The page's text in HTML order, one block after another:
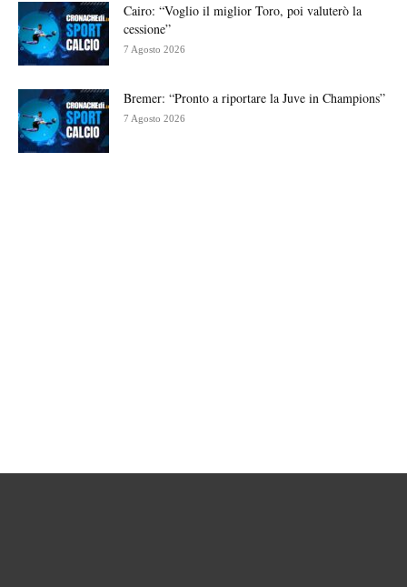
Cairo: “Voglio il miglior Toro, poi valuterò la
cessione”
7 Agosto 2026
Bremer: “Pronto a riportare la Juve in Champions”
7 Agosto 2026